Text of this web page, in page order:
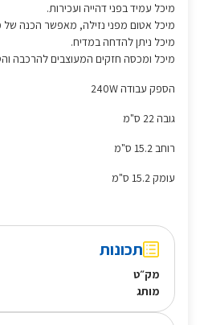
מיכל עמיד בפני דהייה ועכירות.
מיכל אטום מפני נזילה, מאפשר הכנה של
מיכל ניתן להדחה במדיח.
מיכל ומכסה חזקים המעוצבים להרכבה
הספק עבודה 240W
גובה 22 ס"מ
רוחב 15.2 ס"מ
עומק 15.2 ס"מ
תכונות
מק״ט
מותג